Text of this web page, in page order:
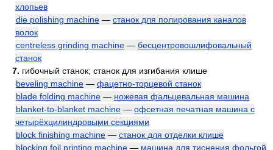
хлопьев
die polishing machine — станок для полирования каналов
волок
centreless grinding machine — бесцентровошлифовальный
станок
7. гибочный станок; станок для изгибания клише
beveling machine — фацетно-торцевой станок
blade folding machine — ножевая фальцевальная машина
blanket-to-blanket machine — офсетная печатная машина с
четырёхцилиндровыми секциями
block finishing machine — станок для отделки клише
blocking foil printing machine — машина для тиснения фольгой